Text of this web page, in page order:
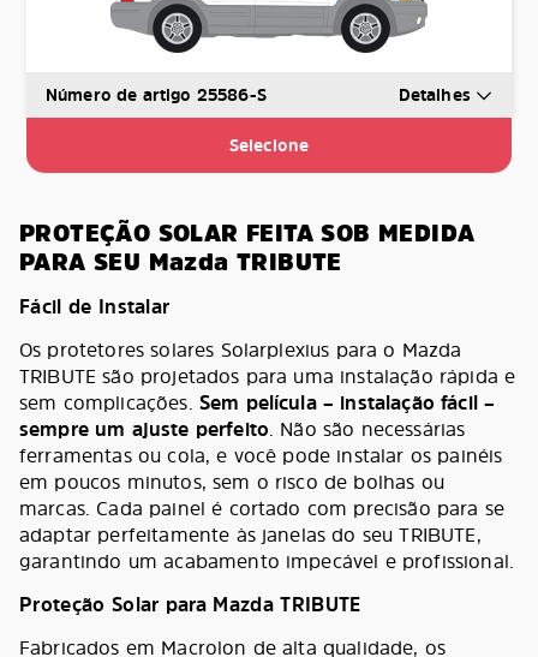
Número de artigo 25586-S Detalhes
Selecione
PROTEÇÃO SOLAR FEITA SOB MEDIDA
PARA SEU Mazda TRIBUTE
Fácil de Instalar
Os protetores solares Solarplexius para o Mazda
TRIBUTE são projetados para uma instalação rápida e
sem complicações. Sem película – instalação fácil –
sempre um ajuste perfeito. Não são necessárias
ferramentas ou cola, e você pode instalar os painéis
em poucos minutos, sem o risco de bolhas ou
marcas. Cada painel é cortado com precisão para se
adaptar perfeitamente às janelas do seu TRIBUTE,
garantindo um acabamento impecável e profissional.
Proteção Solar para Mazda TRIBUTE
Fabricados em Macrolon de alta qualidade, os